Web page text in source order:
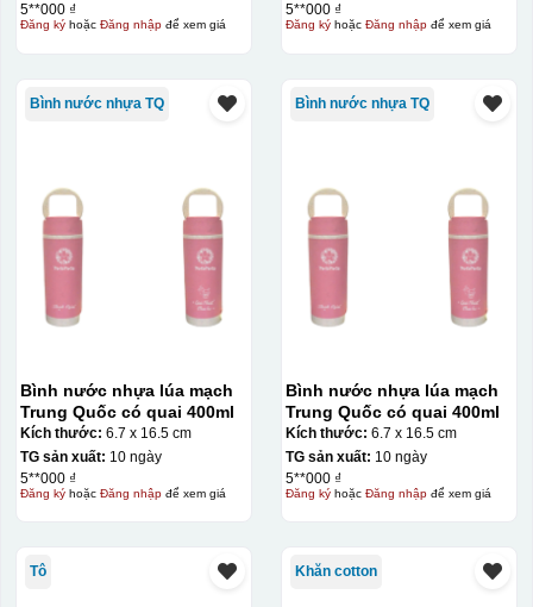
Hộp xi ấm chén
5**000 ₫
Đăng kýhoặc Đăng nhậpđể xem giá
5**000 ₫
Đăng kýhoặc Đăng nhậpđể xem giá
Bình nước nhựa TQ
Bình nước nhựa lúa mạch
Trung Quốc có quai 400ml
Kích thước: 6.7 x 16.5 cm
TG sản xuất: 10 ngày
5**000 ₫
Đăng kýhoặc Đăng nhậpđể xem giá
Bình nước nhựa TQ
Bình nước nhựa lúa mạch
Trung Quốc có quai 400ml
Kích thước: 6.7 x 16.5 cm
TG sản xuất: 10 ngày
5**000 ₫
Đăng kýhoặc Đăng nhậpđể xem giá
Tô Khăn cotton